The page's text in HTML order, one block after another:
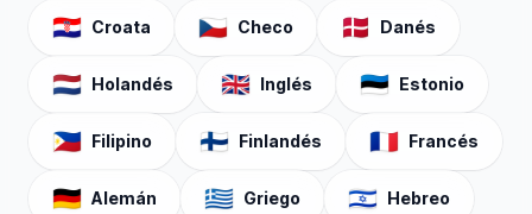
🇭🇷 Croata 🇨🇿 Checo 🇩🇰 Danés
🇳🇱 Holandés 🇬🇧 Inglés 🇪🇪 Estonio
🇵🇭 Filipino 🇫🇮 Finlandés 🇫🇷 Francés
🇩🇪 Alemán 🇬🇷 Griego 🇮🇱 Hebreo